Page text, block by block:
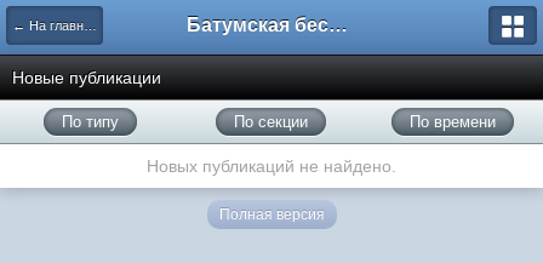
← На главную Батумская беседка
Новые публикации
По типу По секции По времени
Новых публикаций не найдено.
Полная версия